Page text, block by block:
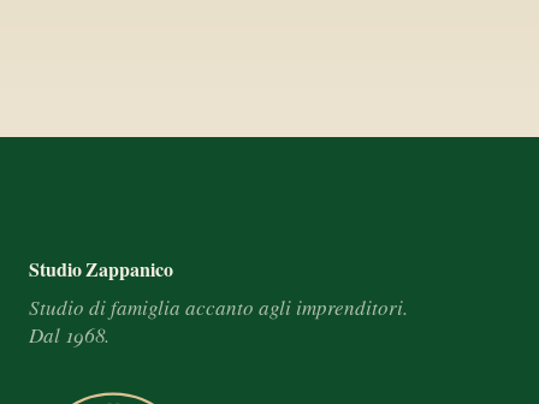
Footer e informazioni
Studio Zappanico
Studio di famiglia accanto agli imprenditori.
Dal 1968.